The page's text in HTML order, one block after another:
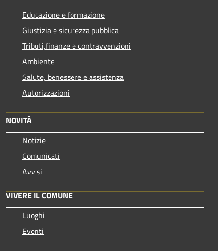
Educazione e formazione
Giustizia e sicurezza pubblica
Tributi,finanze e contravvenzioni
Ambiente
Salute, benessere e assistenza
Autorizzazioni
NOVITÀ
Notizie
Comunicati
Avvisi
VIVERE IL COMUNE
Luoghi
Eventi